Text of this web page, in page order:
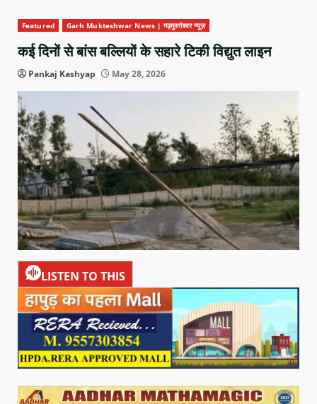
Featured Garh Mukteshwar News | गढ़मुक्तेश्वर न्यूज़
कई दिनों से बांस बल्लियों के सहारे टिकी विद्युत लाइन
Pankaj Kashyap May 28, 2026
LISTEN TO THIS